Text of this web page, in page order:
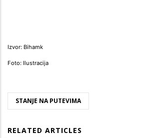
Izvor: Bihamk
Foto: Ilustracija
STANJE NA PUTEVIMA
RELATED ARTICLES